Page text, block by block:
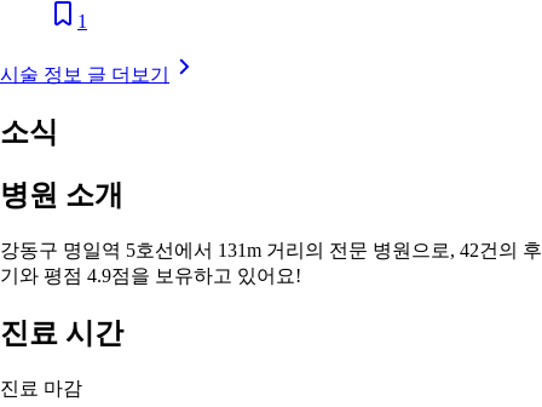
1
시술 정보 글 더보기
소식
병원 소개
강동구 명일역 5호선에서 131m 거리의 전문 병원으로, 42건의 후
기와 평점 4.9점을 보유하고 있어요!
진료 시간
진료 마감